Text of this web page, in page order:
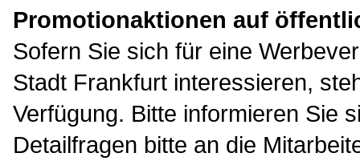
Promotionaktionen auf
Sofern Sie sich für eine
Stadt Frankfurt interessieren,
Verfügung. Bitte informieren Sie
Detailfragen bitte an die